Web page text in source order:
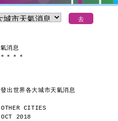
消息
＊ ＊ ＊ ＊
出世界各大城市天氣消息
OTHER CITIES
2018